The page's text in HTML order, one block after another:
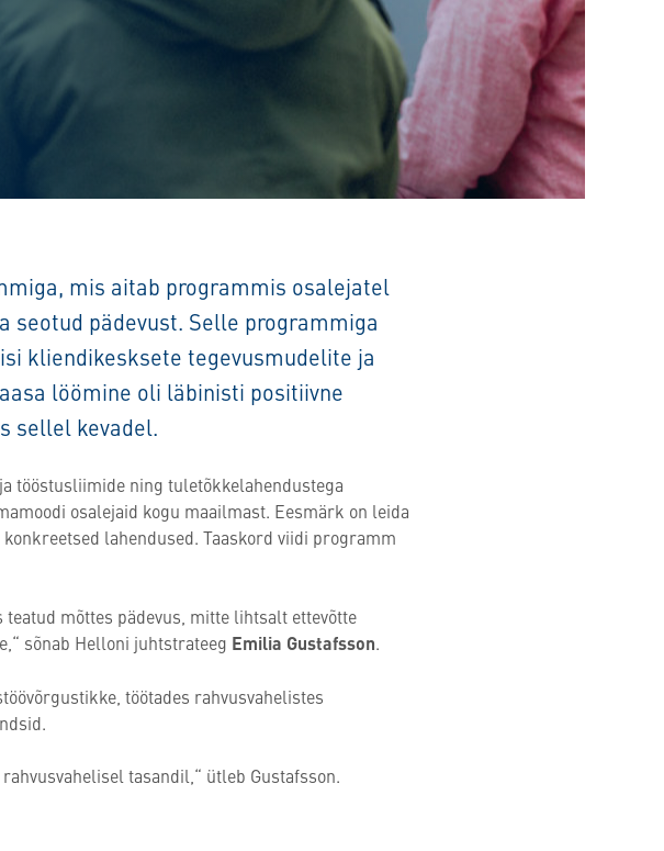
mis aitab programmis osalejatel
seotud pädevust. Selle programmiga
kliendikesksete tegevusmudelite ja
löömine oli läbinisti positiivne
sellel kevadel.
tööstusliimide ning tuletõkkelahendustega
osalejaid kogu maailmast. Eesmärk on leida
lahendused. Taaskord viidi programm
teatud mõttes pädevus, mitte lihtsalt ettevõtte
sõnab Helloni juhtstrateeg Emilia Gustafsson.
töötades rahvusvahelistes
tasandil,“ ütleb Gustafsson.